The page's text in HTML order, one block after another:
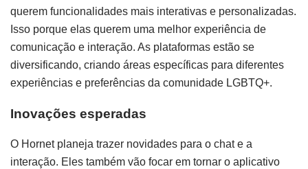
querem funcionalidades mais interativas e personalizadas.
Isso porque elas querem uma melhor experiência de
comunicação e interação. As plataformas estão se
diversificando, criando áreas específicas para diferentes
experiências e preferências da comunidade LGBTQ+.
Inovações esperadas
O Hornet planeja trazer novidades para o chat e a
interação. Eles também vão focar em tornar o aplicativo